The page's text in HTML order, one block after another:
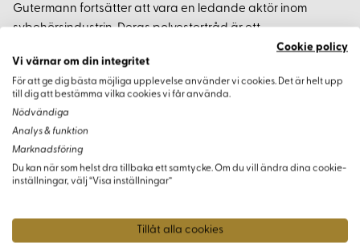
Gutermann fortsätter att vara en ledande aktör inom
sybehörsindustrin. Deras polyestertråd är ett
förstahandsval för både amatörer och proffs tack vare dess
kvalitet och hållbarhet. Oavsett om du syr kläder,
hemtextilier eller dekorationer, är denna tråd ett pålitligt val.
Varianter
Cookie policy
Vi värnar om din integritet
För att ge dig bästa möjliga upplevelse använder vi cookies. Det är helt upp
till dig att bestämma vilka cookies vi får använda.
Nödvändiga
Analys & funktion
Marknadsföring
Du kan när som helst dra tillbaka ett samtycke. Om du vill ändra dina cookie-
inställningar, välj “Visa inställningar”
Tillåt alla cookies